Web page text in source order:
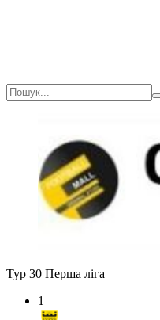
Тур 30 Перша ліга
1